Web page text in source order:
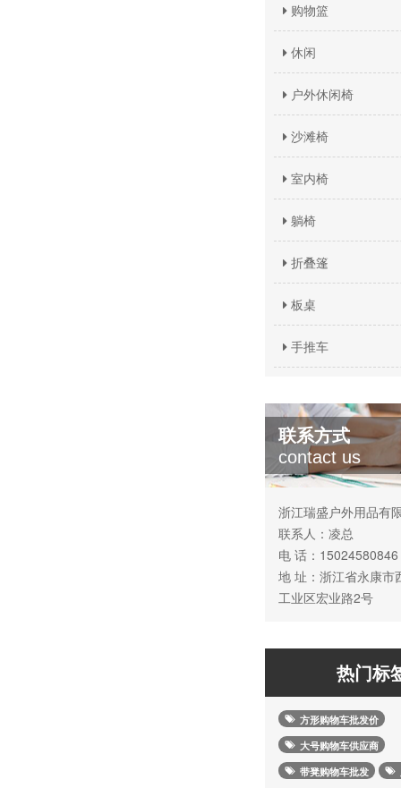
购物篮
休闲
户外休闲椅
沙滩椅
室内椅
躺椅
折叠篷
板桌
手推车
联系方式
contact us
浙江瑞盛户外用品有
联系人：凌总
电 话：15024580846
地 址：浙江省永康市
工业区宏业路2号
热门标
方形购物车批发价
大号购物车供应商
带凳购物车批发